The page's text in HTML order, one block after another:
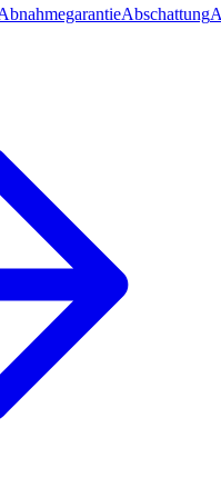
Abschattung